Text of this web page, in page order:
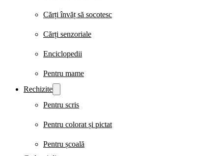
Cărți învăț să socotesc
Cărți senzoriale
Enciclopedii
Pentru mame
Rechizite
Pentru scris
Pentru colorat și pictat
Pentru școală